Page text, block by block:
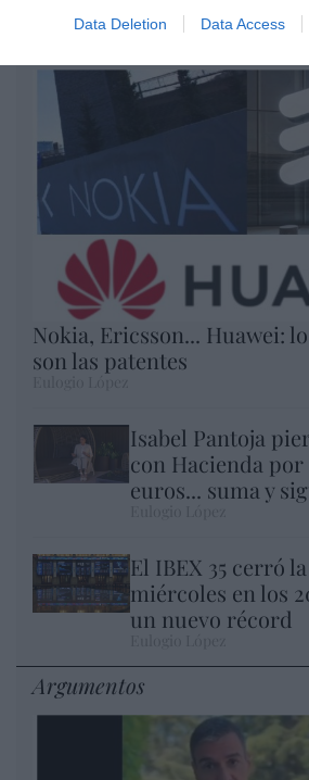
Data Deletion Data Access
Enormes minucias
Nokia, Ericsson... Huawei:
son las patentes
Isabel Pantoja
con Hacienda
euros... suma y
El IBEX 35 cerró
miércoles en los
un nuevo récord
Argumentos